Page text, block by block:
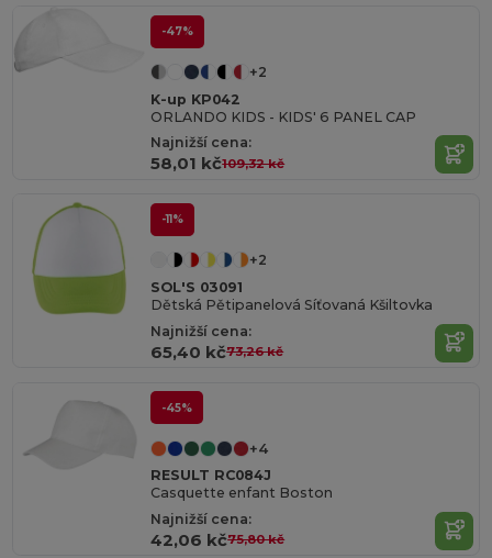
-47%
+2
K-up KP042
ORLANDO KIDS - KIDS' 6 PANEL CAP
Najnižší cena:
58,01 kč109,32 kč
-11%
+2
SOL'S 03091
Dětská Pětipanelová Síťovaná Kšiltovka
Najnižší cena:
65,40 kč73,26 kč
-45%
+4
RESULT RC084J
Casquette enfant Boston
Najnižší cena:
42,06 kč75,80 kč